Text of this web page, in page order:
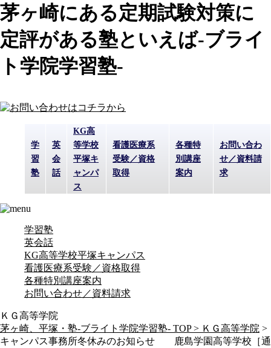
茅ヶ崎にある定期試験対策に
定評がある塾といえば-ブライ
ト学院学習塾-
学
習
塾
英
会
話
KG高
等学校
平塚キ
ャンパ
ス
看護医療系
受験／資格
取得
各種特
別講座
案内
お問い合わ
せ／資料請
求
学習塾
英会話
KG高等学校平塚キャンパス
看護医療系受験／資格取得
各種特別講座案内
お問い合わせ／資料請求
ＫＧ高等学院
茅ヶ崎、平塚・塾-ブライト学院学習塾- TOP > ＫＧ高等学院 >
キャンパス事務所冬休みのお知らせ 鹿島学園高等学校［通